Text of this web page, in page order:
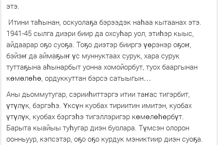
этэ.
Итини таһынан, оскуолаҕа бэрээдэк наһаа кытаанах этэ.
1941-45 сылга диэри биир да охсуһар уол, этиһэр кыыс,
айдаарар оҕо суоҕа. Тоҕо диэтэр бииргэ үөрэнэр оҕоҥ,
бэйэҥ да аймаҕыҥ үс муннуктаах сурук, хара сурук
туттаҕына аһынарбыт уонна хомойорбут, туох бааргынан
көмөлөһө, ордуккуттан бэрсэ сатыыгын…
Аны дьоммутугар, сэрииһиттэргэ итии таҥас тигэрбит,
үтүлүк, бэргэһэ. Үксүн куобах тириитин имитэн, куобах
үтүлүк, куобах бэргэһэ тигэллэригэр көмөлөһөрбүт.
Барыта кыайыы туһугар диэн буолара. Түмсэн олорон
оонньуур, кэпсэтэр, оҕо оҕо курдук мэниктиир диэн суоҕа.